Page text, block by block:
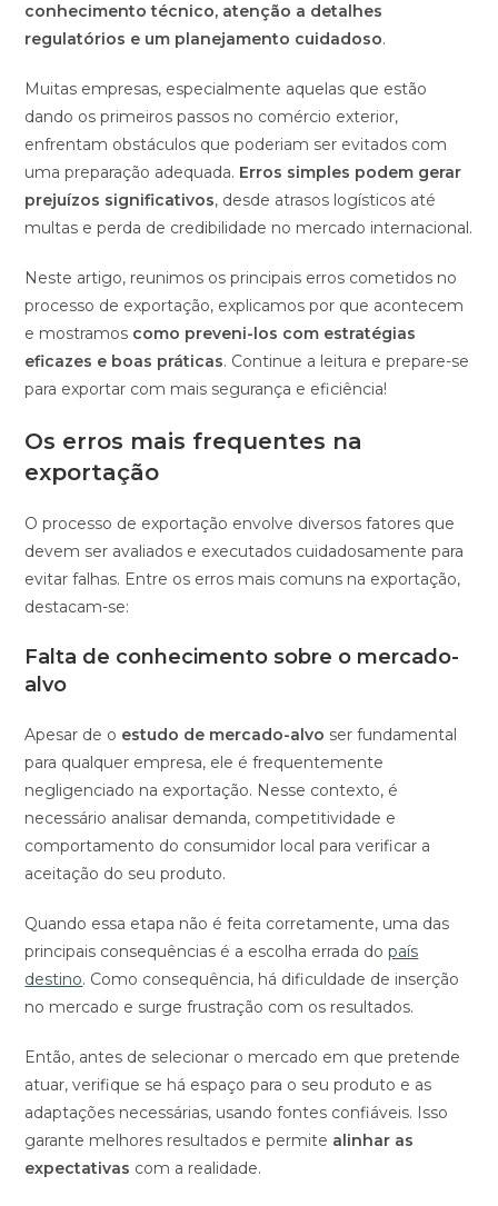
conhecimento técnico, atenção a detalhes
regulatórios e um planejamento cuidadoso.
Muitas empresas, especialmente aquelas que estão
dando os primeiros passos no comércio exterior,
enfrentam obstáculos que poderiam ser evitados com
uma preparação adequada. Erros simples podem gerar
prejuízos significativos, desde atrasos logísticos até
multas e perda de credibilidade no mercado internacional.
Neste artigo, reunimos os principais erros cometidos no
processo de exportação, explicamos por que acontecem
e mostramos como preveni-los com estratégias
eficazes e boas práticas. Continue a leitura e prepare-se
para exportar com mais segurança e eficiência!
Os erros mais frequentes na
exportação
O processo de exportação envolve diversos fatores que
devem ser avaliados e executados cuidadosamente para
evitar falhas. Entre os erros mais comuns na exportação,
destacam-se:
Falta de conhecimento sobre o mercado-
alvo
Apesar de o estudo de mercado-alvo ser fundamental
para qualquer empresa, ele é frequentemente
negligenciado na exportação. Nesse contexto, é
necessário analisar demanda, competitividade e
comportamento do consumidor local para verificar a
aceitação do seu produto.
Quando essa etapa não é feita corretamente, uma das
principais consequências é a escolha errada dopaís
destino. Como consequência, há dificuldade de inserção
no mercado e surge frustração com os resultados.
Então, antes de selecionar o mercado em que pretende
atuar, verifique se há espaço para o seu produto e as
adaptações necessárias, usando fontes confiáveis. Isso
garante melhores resultados e permite alinhar as
expectativas com a realidade.